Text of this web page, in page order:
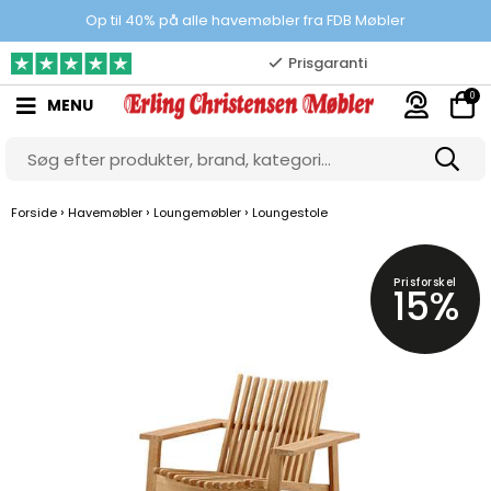
Op til 40% på alle havemøbler fra FDB Møbler
100% danskejet webshop
Prisgaranti
10.000 m2 showroom
Gratis & gode parkeringsforhold
MENU 0
Forside › Havemøbler › Loungemøbler › Loungestole
Prisforskel
15%